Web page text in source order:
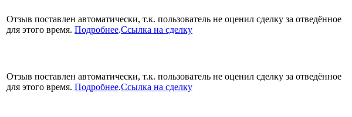
Отзыв поставлен автоматически, т.к. пользователь не оценил сделку за отведённое
для этого время. Подробнее.Ссылка на сделку
Отзыв поставлен автоматически, т.к. пользователь не оценил сделку за отведённое
для этого время. Подробнее.Ссылка на сделку